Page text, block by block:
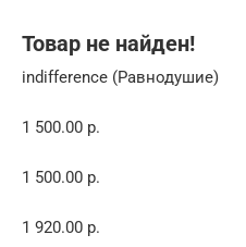
Товар не найден!
indifference (Равнодушие)
1 500.00 р.
1 500.00 р.
1 920.00 р.